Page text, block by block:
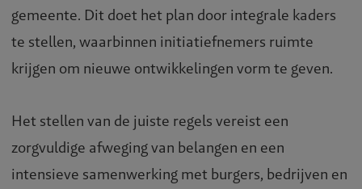
gemeente. Dit doet het plan door integrale kaders
te stellen, waarbinnen initiatiefnemers ruimte
krijgen om nieuwe ontwikkelingen vorm te geven.
Het stellen van de juiste regels vereist een
zorgvuldige afweging van belangen en een
intensieve samenwerking met burgers, bedrijven en